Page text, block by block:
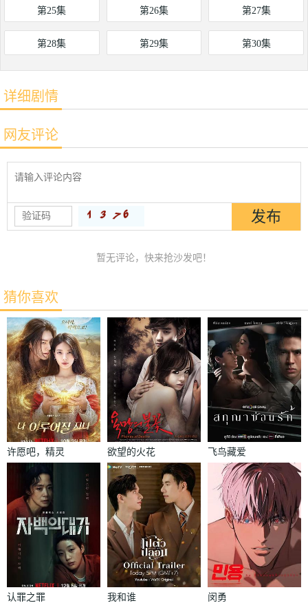
第25集 第26集 第27集
第28集 第29集 第30集
详细剧情
网友评论
暂无评论，快来抢沙发吧！
猜你喜欢
许愿吧，精灵 欲望的火花 飞鸟藏爱
认罪之罪 我和谁 闵勇